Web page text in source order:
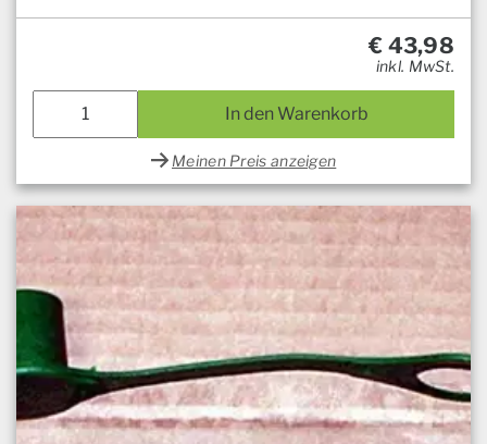
€ 43,98
inkl. MwSt.
In den Warenkorb
Meinen Preis anzeigen